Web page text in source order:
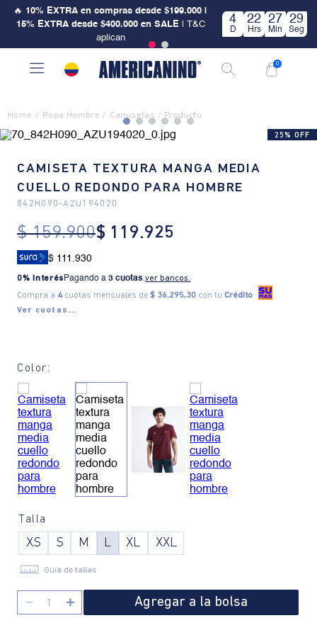
🔥 10% EXTRA en compras desde $199.000 |
15% EXTRA desde $400.000 en SALE| T&C
aplican
4
D
22
Hrs
27
Min
29
Seg
0
Ropa Hombre Camisetas
25% OFF
CAMISETA TEXTURA MANGA MEDIA
CUELLO REDONDO PARA HOMBRE
842H090-AZU194020
$ 159.900$ 119.925
$ 111.930
0% Interés Pagando a 3 cuotas.ver bancos.
Compra a 4cuotas mensuales de $ 36.295,30 con tu Crédito
Ver cuotas...
Color:
Talla
XS S M L XL XXL
Guía de tallas
＋
－ Agregar a la bolsa